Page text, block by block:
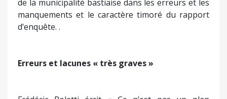
L’enquête publique a pris fin le 21 février dernier.
Le rapport d’enquête a été remis le 31 mars au
maire de Bastia. Le 25 avril, à l’issue d’une
éléments lui étant les plus favorables, et occultant